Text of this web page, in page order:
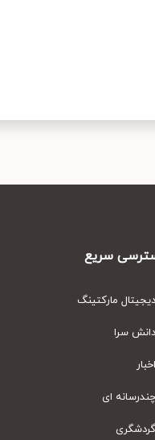
سریع
مارکتینگ
سرا
ای